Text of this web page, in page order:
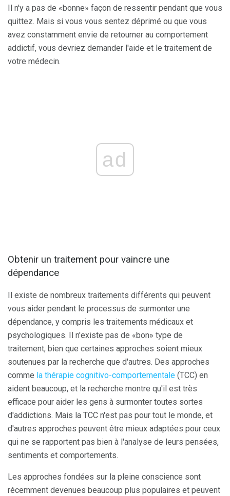
Il n'y a pas de «bonne» façon de ressentir pendant que vous
quittez. Mais si vous vous sentez déprimé ou que vous
avez constamment envie de retourner au comportement
addictif, vous devriez demander l'aide et le traitement de
votre médecin.
ad
Obtenir un traitement pour vaincre une
dépendance
Il existe de nombreux traitements différents qui peuvent
vous aider pendant le processus de surmonter une
dépendance, y compris les traitements médicaux et
psychologiques. Il n'existe pas de «bon» type de
traitement, bien que certaines approches soient mieux
soutenues par la recherche que d'autres. Des approches
comme la thérapie cognitivo-comportementale (TCC) en
aident beaucoup, et la recherche montre qu'il est très
efficace pour aider les gens à surmonter toutes sortes
d'addictions. Mais la TCC n'est pas pour tout le monde, et
d'autres approches peuvent être mieux adaptées pour ceux
qui ne se rapportent pas bien à l'analyse de leurs pensées,
sentiments et comportements.
Les approches fondées sur la pleine conscience sont
récemment devenues beaucoup plus populaires et peuvent